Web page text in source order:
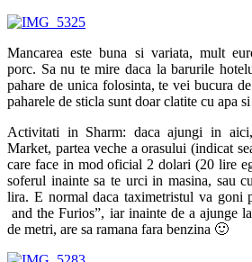
Mancarea este buna si variata, mult
porc. Sa nu te mire daca la barurile
pahare de unica folosinta, te vei bucura
paharele de sticla sunt doar clatite cu apa
Activitati in Sharm: daca ajungi in
Market, partea veche a orasului (indicat
care face in mod oficial 2 dolari (20 lire
soferul inainte sa te urci in masina, sau
lira. E normal daca taximetristul va goni
and the Furios”, iar inainte de a ajunge
de metri, are sa ramana fara benzina 🙂